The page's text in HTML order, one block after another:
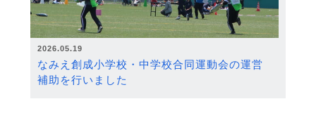
2026.05.19
なみえ創成小学校・中学校合同運動会の運営
補助を行いました